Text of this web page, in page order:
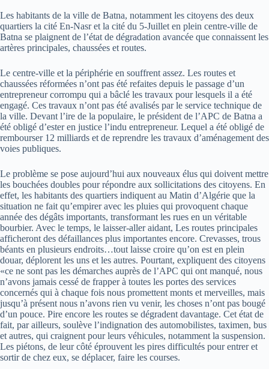
Les habitants de la ville de Batna, notamment les citoyens des deux
quartiers la cité En-Nasr et la cité du 5-Juillet en plein centre-ville de
Batna se plaignent de l’état de dégradation avancée que connaissent les
artères principales, chaussées et routes.
Le centre-ville et la périphérie en souffrent assez. Les routes et
chaussées réformées n’ont pas été refaites depuis le passage d’un
entrepreneur corrompu qui a bâclé les travaux pour lesquels il a été
engagé. Ces travaux n’ont pas été avalisés par le service technique de
la ville. Devant l’ire de la populaire, le président de l’APC de Batna a
été obligé d’ester en justice l’indu entrepreneur. Lequel a été obligé de
rembourser 12 milliards et de reprendre les travaux d’aménagement des
voies publiques.
Le problème se pose aujourd’hui aux nouveaux élus qui doivent mettre
les bouchées doubles pour répondre aux sollicitations des citoyens. En
effet, les habitants des quartiers indiquent au Matin d’Algérie que la
situation ne fait qu’empirer avec les pluies qui provoquent chaque
année des dégâts importants, transformant les rues en un véritable
bourbier. Avec le temps, le laisser-aller aidant, Les routes principales
afficheront des défaillances plus importantes encore. Crevasses, trous
béants en plusieurs endroits…tout laisse croire qu’on est en plein
douar, déplorent les uns et les autres. Pourtant, expliquent des citoyens
«ce ne sont pas les démarches auprès de l’APC qui ont manqué, nous
n’avons jamais cessé de frapper à toutes les portes des services
concernés qui à chaque fois nous promettent monts et merveilles, mais
jusqu’à présent nous n’avons rien vu venir, les choses n’ont pas bougé
d’un pouce. Pire encore les routes se dégradent davantage. Cet état de
fait, par ailleurs, soulève l’indignation des automobilistes, taximen, bus
et autres, qui craignent pour leurs véhicules, notamment la suspension.
Les piétons, de leur côté éprouvent les pires difficultés pour entrer et
sortir de chez eux, se déplacer, faire les courses.